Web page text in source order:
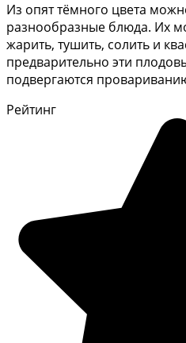
Из опят тёмного цвета
разнообразные блюда. Их
жарить, тушить, солить и
предварительно эти
подвергаются
Рейтинг